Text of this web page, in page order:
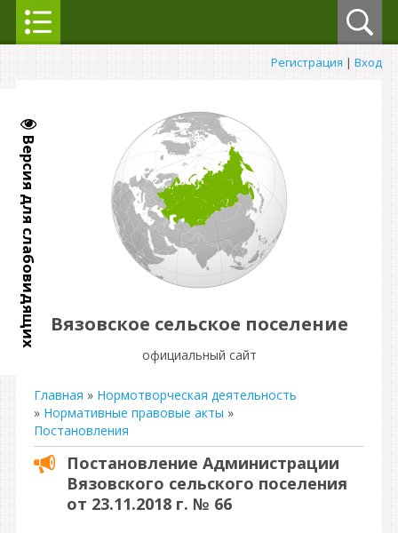
Версия для слабовидящих
Регистрация | Вход
Вязовское сельское поселение
официальный сайт
Главная » Нормотворческая деятельность
» Нормативные правовые акты »
Постановления
Постановление Администрации
Вязовского сельского поселения
от 23.11.2018 г. № 66